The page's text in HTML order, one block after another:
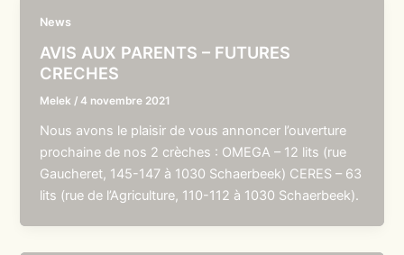
News
AVIS AUX PARENTS – FUTURES
CRECHES
Melek /4 novembre 2021
Nous avons le plaisir de vous annoncer l’ouverture
prochaine de nos 2 crèches : OMEGA – 12 lits (rue
Gaucheret, 145-147 à 1030 Schaerbeek) CERES – 63
lits (rue de l’Agriculture, 110-112 à 1030 Schaerbeek).